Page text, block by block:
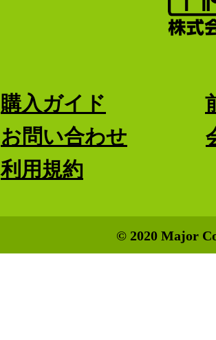
購入ガイド
お問い合わせ
利用規約
© 2020 Major